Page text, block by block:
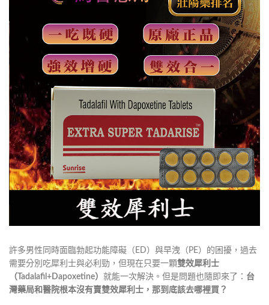
許多男性同時面臨勃起功能障礙（ED）與早洩（PE）的困擾，過去
需要分別吃犀利士與必利勁，但現在只要一顆雙效犀利士
（Tadalafil+Dapoxetine） 就能一次解決。但是問題也隨即來了： 台
灣藥局和醫院根本沒有賣雙效犀利士，那到底該去哪裡買？